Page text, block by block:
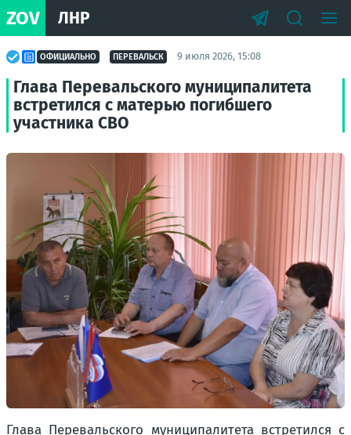
ZOV ЛНР
ОФИЦИАЛЬНО ПЕРЕВАЛЬСК 9 июля 2026, 15:08
Глава Перевальского муниципалитета
встретился с матерью погибшего
участника СВО
Глава Перевальского муниципалитета встретился с